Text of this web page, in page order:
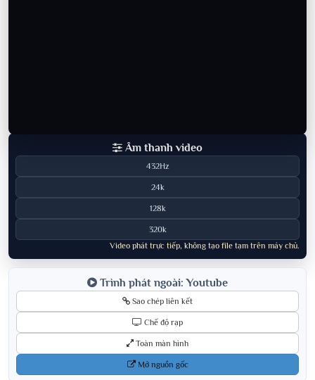
Âm thanh video
432Hz
24k
128k
320k
Video phát trực tiếp, không tạo file tạm trên máy chủ.
Trình phát ngoài: Youtube
Sao chép liên kết
Chế độ rạp
Toàn màn hình
Mở nguồn gốc